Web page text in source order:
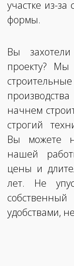
участке из-
формы.
Вы
проекту? Мы
начнем
строгий
Вы можете
нашей
цены и
лет. Не
удобствами,